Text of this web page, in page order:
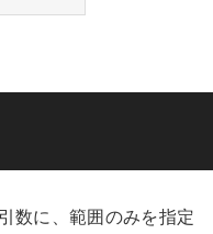
数に、範囲のみを指定